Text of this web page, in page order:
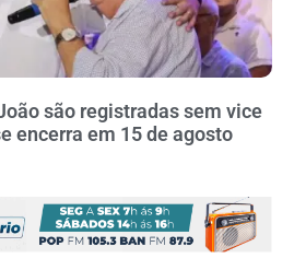
são registradas sem vice
encerra em 15 de agosto